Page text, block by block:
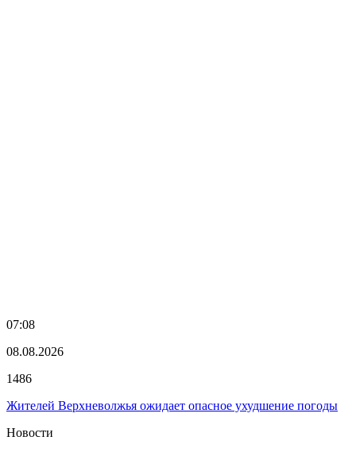
07:08
08.08.2026
1486
Жителей Верхневолжья ожидает опасное ухудшение погоды
Новости